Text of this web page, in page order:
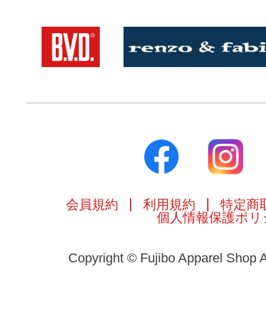
会員規約 利用規約
特定商
個人情報保護ポリ
Copyright © Fujibo Apparel Shop